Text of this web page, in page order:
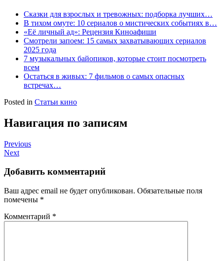
Сказки для взрослых и тревожных: подборка лучших…
В тихом омуте: 10 сериалов о мистических событиях в…
«Её личный ад»: Рецензия Киноафиши
Смотрели запоем: 15 самых захватывающих сериалов
2025 года
7 музыкальных байопиков, которые стоит посмотреть
всем
Остаться в живых: 7 фильмов о самых опасных
встречах…
Posted in Статьи кино
Навигация по записям
Previous
Next
Добавить комментарий
Ваш адрес email не будет опубликован. Обязательные поля
помечены *
Комментарий *